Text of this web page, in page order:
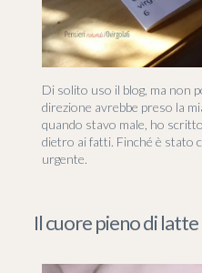
Di solito uso il blog, ma non
direzione avrebbe preso la
quando stavo male, ho
dietro ai fatti. Finché è stato
urgente.
Il cuore pieno di latte